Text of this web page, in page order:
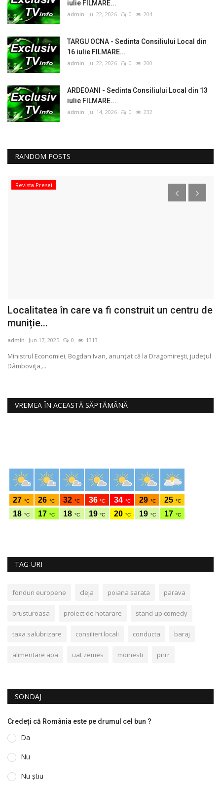
iulie FILMARE...
admin Jul 22, 2026 0 204
TARGU OCNA - Sedinta Consiliului Local din
16 iulie FILMARE...
admin Jul 22, 2026 0 200
ARDEOANI - Sedinta Consiliului Local din 13
iulie FILMARE...
admin Jul 14, 2026 0 232
RANDOM POSTS
Revista Presei
Localitatea în care va fi construit un centru de
muniție...
admin Jun 17, 2025 0 1313
Ministrul Economiei, Bogdan Ivan, anunţat că la Dragomireşti, judeţul
Dâmboviţa,...
VREMEA ÎN ACEASTĂ SĂPTĂMÂNĂ
TAG-URI
fonduri europene cleja poiana sarata parava
brusturoasa proiect de hotarare stand up comedy
taxa salubrizare consilieri locali conducta baraj
alimentare apa uat zemes moinesti pnrr
SONDAJ
Credeți că România este pe drumul cel bun ?
Da
Nu
Nu știu